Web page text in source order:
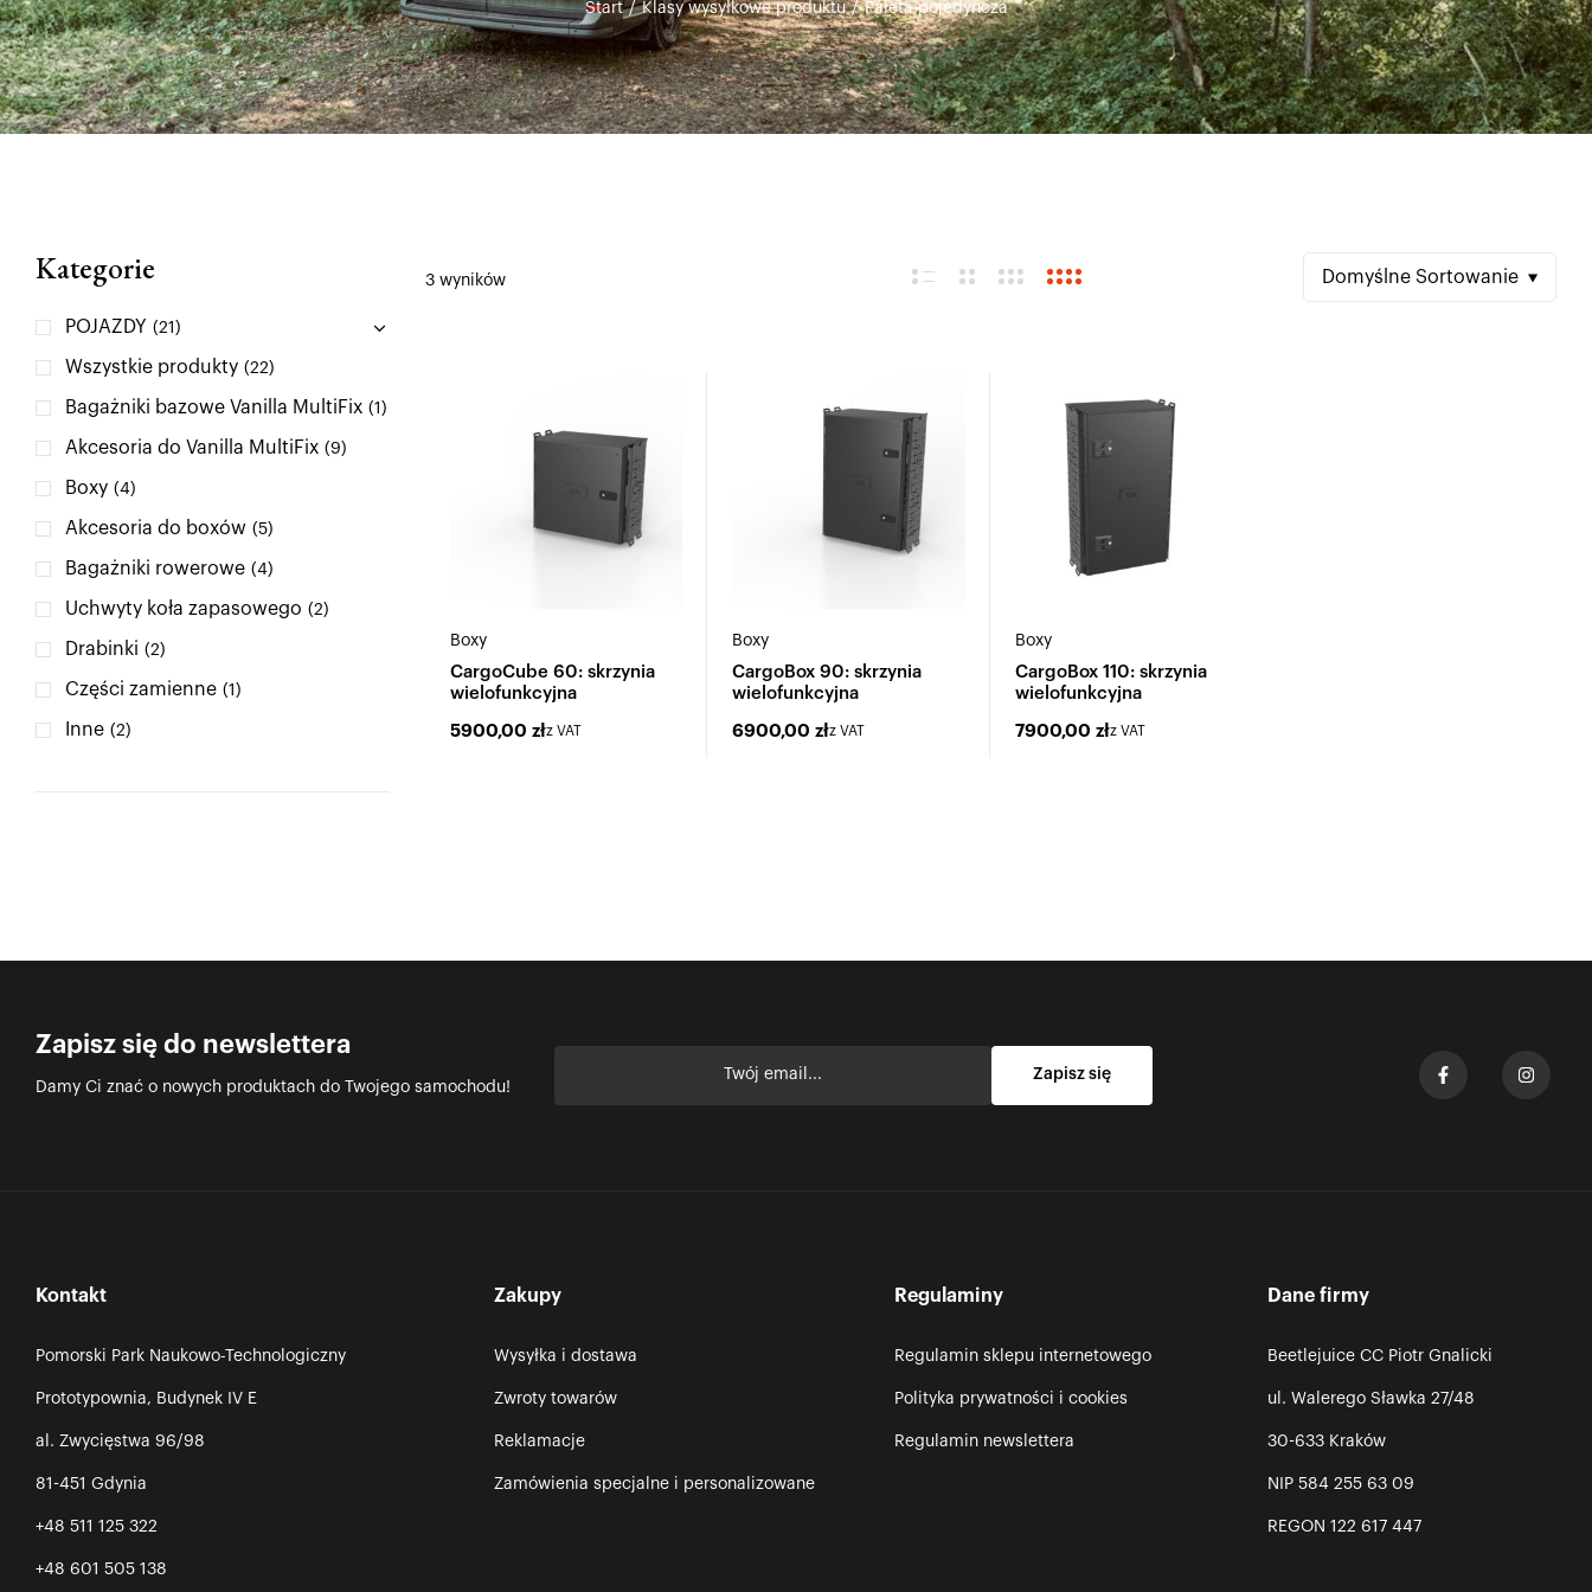
Start / Klasy wysyłkowe produktu / Paleta pojedyncza
Kategorie
POJAZDY (21)
Wszystkie produkty (22)
Bagażniki bazowe Vanilla MultiFix (1)
Akcesoria do Vanilla MultiFix (9)
Boxy (4)
Akcesoria do boxów (5)
Bagażniki rowerowe (4)
Uchwyty koła zapasowego (2)
Drabinki (2)
Części zamienne (1)
Inne (2)
3 wyników Domyślne Sortowanie
Boxy
CargoCube 60: skrzynia
wielofunkcyjna
5900,00 złz VAT
Boxy
CargoBox 90: skrzynia
wielofunkcyjna
6900,00złz VAT
Boxy
CargoBox 110: skrzynia
wielofunkcyjna
7900,00złz VAT
Zapisz się do newslettera
Damy Ci znać o nowych produktach do Twojego samochodu!
Kontakt
Pomorski Park Naukowo-Technologiczny
Prototypownia, Budynek IV E
al. Zwycięstwa 96/98
81-451 Gdynia
+48 511 125 322
+48 601 505 138
Zakupy
Wysyłka i dostawa
Zwroty towarów
Reklamacje
Zamówienia specjalne i personalizowane
Regulaminy
Regulamin sklepu internetowego
Polityka prywatności i cookies
Regulamin newslettera
Dane firmy
Beetlejuice CC Piotr Gnalicki
ul. Walerego Sławka 27/48
30-633 Kraków
NIP 584 255 63 09
REGON 122 617 447